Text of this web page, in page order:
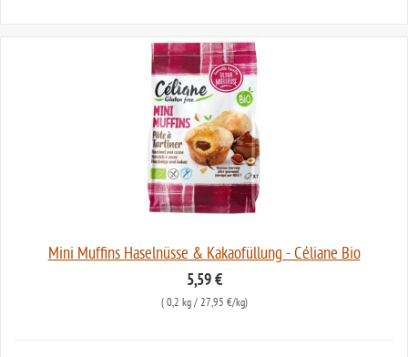
Mini Muffins Haselnüsse & Kakaofüllung - Céliane Bio
5,59 €
( 0,2 kg/ 27,95 €/kg)